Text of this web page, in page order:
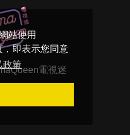
站使用
即表示您同意
政策
電視迷